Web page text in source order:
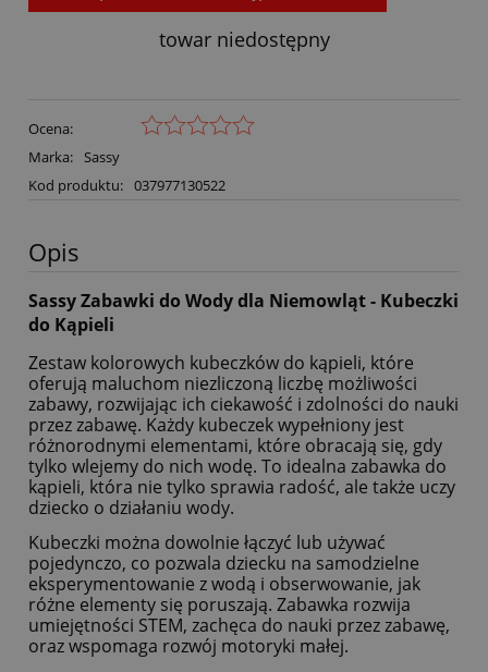
towar niedostępny
Ocena:
Marka: Sassy
Kod produktu: 037977130522
Opis
Sassy Zabawki do Wody dla Niemowląt - Kubeczki
do Kąpieli
Zestaw kolorowych kubeczków do kąpieli, które
oferują maluchom niezliczoną liczbę możliwości
zabawy, rozwijając ich ciekawość i zdolności do nauki
przez zabawę. Każdy kubeczek wypełniony jest
różnorodnymi elementami, które obracają się, gdy
tylko wlejemy do nich wodę. To idealna zabawka do
kąpieli, która nie tylko sprawia radość, ale także uczy
dziecko o działaniu wody.
Kubeczki można dowolnie łączyć lub używać
pojedynczo, co pozwala dziecku na samodzielne
eksperymentowanie z wodą i obserwowanie, jak
różne elementy się poruszają. Zabawka rozwija
umiejętności STEM, zachęca do nauki przez zabawę,
oraz wspomaga rozwój motoryki małej.